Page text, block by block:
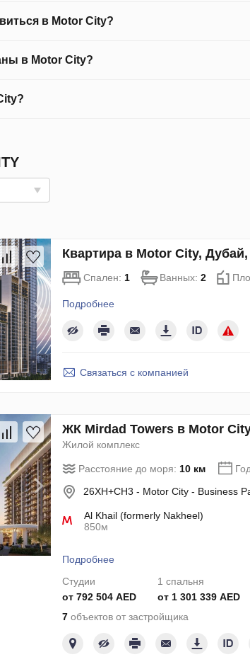
в Motor City?
в Motor City?
Квартира в Motor City,
Спален: 1 Ванных: 2
Подробнее
Связаться с компанией
ЖК Mirdad Towers в Motor
Жилой комплекс
Расстояние до моря: 10 км
26XH+CH3 - Motor City - Business
Al Khail (formerly Nakheel)
850м
Подробнее
Студии
от 792 504 AED
1 спальня
от 1 301 339 AED
7объектов от застройщика